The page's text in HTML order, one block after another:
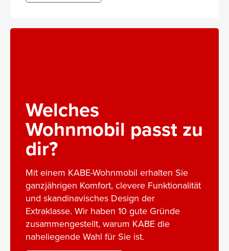
Welches
Wohnmobil passt zu
dir?
Mit einem KABE-Wohnmobil erhalten Sie
ganzjährigen Komfort, clevere Funktionalität
und skandinavisches Design der
Extraklasse. Wir haben 10 gute Gründe
zusammengestellt, warum KABE die
naheliegende Wahl für Sie ist.